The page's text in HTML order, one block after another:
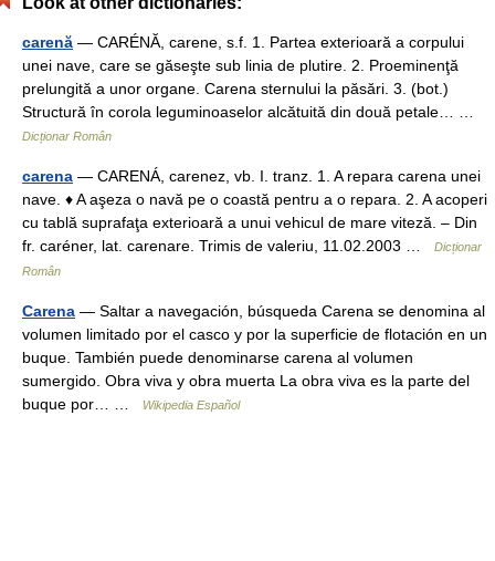
carenă — CARÉNĂ, carene, s.f. 1. Partea exterioară a corpului
unei nave, care se găseşte sub linia de plutire. 2. Proeminenţă
prelungită a unor organe. Carena sternului la păsări. 3. (bot.)
Structură în corola leguminoaselor alcătuită din două petale… …
Dicționar Român
carena — CARENÁ, carenez, vb. I. tranz. 1. A repara carena unei
nave. ♦ A aşeza o navă pe o coastă pentru a o repara. 2. A acoperi
cu tablă suprafaţa exterioară a unui vehicul de mare viteză. – Din
fr. caréner, lat. carenare. Trimis de valeriu, 11.02.2003 …
Dicționar
Român
Carena — Saltar a navegación, búsqueda Carena se denomina al
volumen limitado por el casco y por la superficie de flotación en un
buque. También puede denominarse carena al volumen
sumergido. Obra viva y obra muerta La obra viva es la parte del
buque por… …
Wikipedia Español